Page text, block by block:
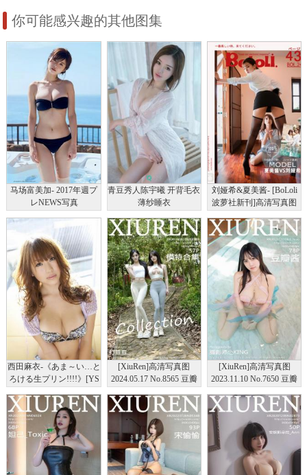
你可能感兴趣的其他图集
马场富美加- 2017年週プ
レNEWS写真
青豆秀人陈宇曦 开背毛衣
薄纱睡衣
刘娅希&夏美酱- [BoLoli
波萝社新刊]高清写真图
西田麻衣-《あま～い…と
ろける生プリン!!!!》[YS
[XiuRen]高清写真图
2024.05.17 No.8565 豆瓣
[XiuRen]高清写真图
2023.11.10 No.7650 豆瓣